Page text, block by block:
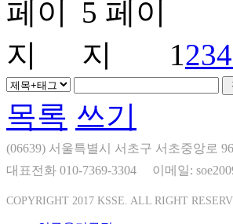
1234
목록 쓰기
(06639) 서울특별시 서초구 서초중앙로
대표전화 010-7369-3304 이메일:
COPYRIGHT 2017 KSSE. ALL RIGHT